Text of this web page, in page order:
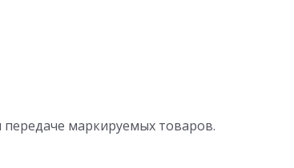
маркируемых товаров.